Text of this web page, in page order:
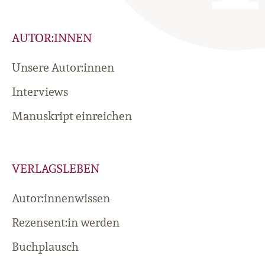
AUTOR:INNEN
Unsere Autor:innen
Interviews
Manuskript einreichen
VERLAGSLEBEN
Autor:innenwissen
Rezensent:in werden
Buchplausch